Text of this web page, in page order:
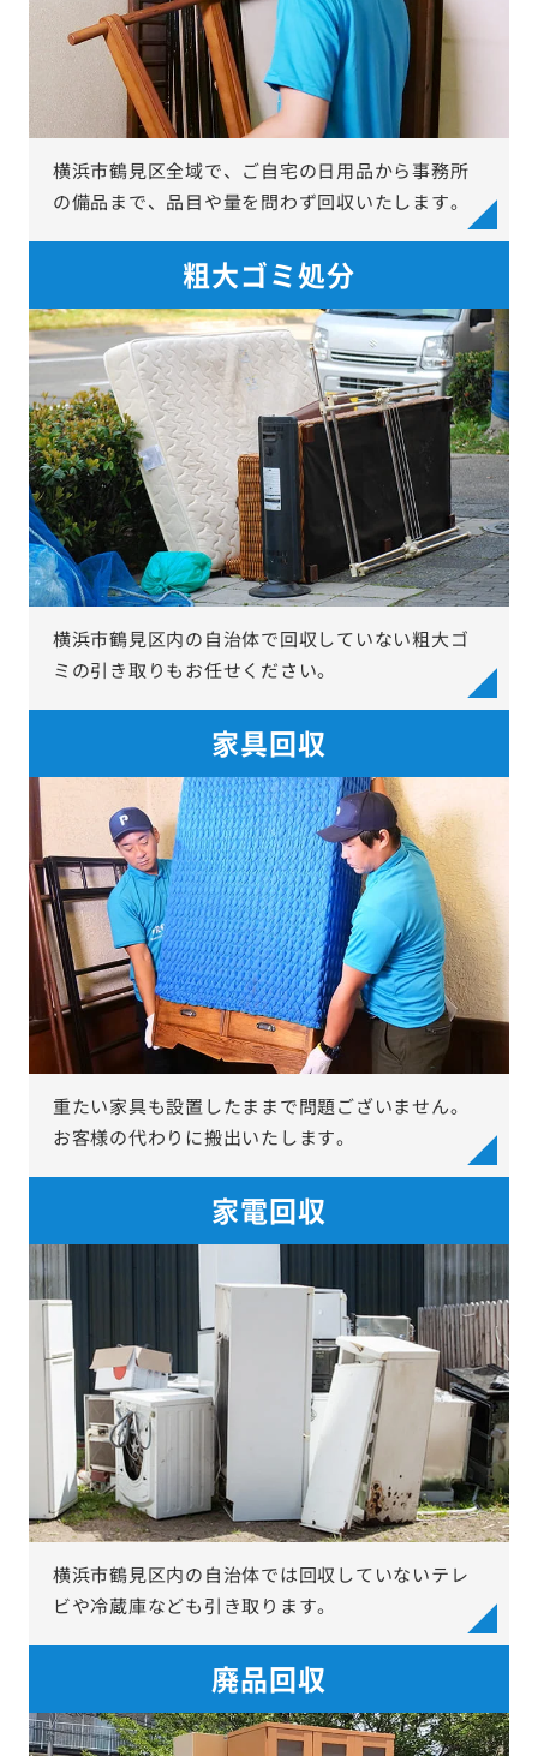
横浜市鶴見区全域で、ご自宅の日用品から事務所
の備品まで、品目や量を問わず回収いたします。
粗大ゴミ処分
横浜市鶴見区内の自治体で回収していない粗大ゴ
ミの引き取りもお任せください。
家具回収
重たい家具も設置したままで問題ございません。
お客様の代わりに搬出いたします。
家電回収
横浜市鶴見区内の自治体では回収していないテレ
ビや冷蔵庫なども引き取ります。
廃品回収